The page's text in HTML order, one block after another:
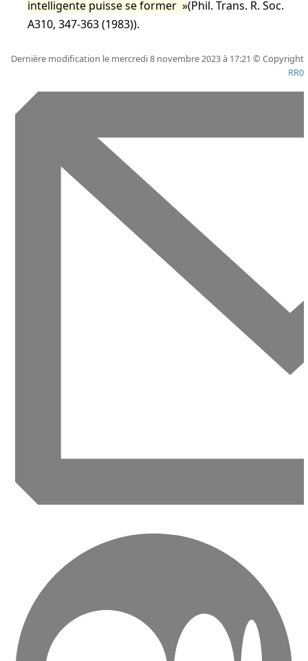
intelligente puisse se former
(Phil. Trans. R. Soc.
A310, 347-363 (1983)).
Dernière modification le mercredi 8 novembre 2023 à 17:21 © Copyright
RR0